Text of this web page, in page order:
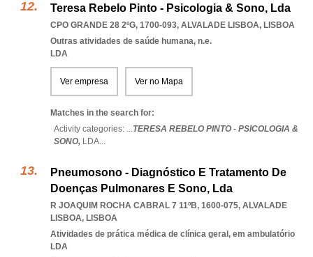
Teresa Rebelo Pinto - Psicologia & Sono, Lda
CPO GRANDE 28 2ºG, 1700-093, ALVALADE LISBOA, LISBOA
Outras atividades de saúde humana, n.e.
LDA
Ver empresa Ver no Mapa
Matches in the search for:
Activity categories: ...TERESA REBELO PINTO - PSICOLOGIA &
SONO, LDA...
Pneumosono - Diagnóstico E Tratamento De
Doenças Pulmonares E Sono, Lda
R JOAQUIM ROCHA CABRAL 7 11ºB, 1600-075, ALVALADE
LISBOA, LISBOA
Atividades de prática médica de clínica geral, em ambulatório
LDA